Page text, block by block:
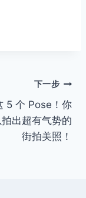
下一步
5 个 Pose！你
出超有气势的
街拍美照！